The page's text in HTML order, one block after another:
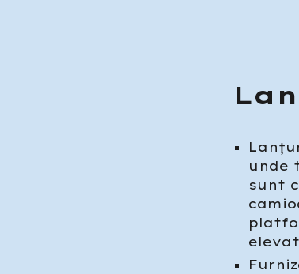
unde
sunt